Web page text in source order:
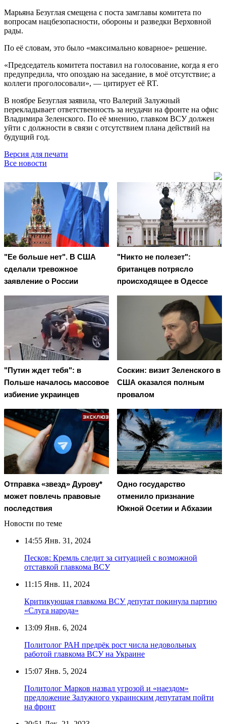
Марьяна Безуглая смещена с поста замглавы комитета по
вопросам нацбезопасности, обороны и разведки Верховной
рады.
По её словам, это было «максимально коварное» решение.
«Председатель комитета поставил на голосование, когда я его
предупредила, что опоздаю на заседание, в моё отсутствие; а
коллеги проголосовали», — цитирует её RT.
В ноябре Безуглая заявила, что Валерий Залужный
перекладывает ответственность за неудачи на фронте на офис
Владимира Зеленского. По её мнению, главком ВСУ должен
уйти с должности в связи с отсутствием плана действий на
будущий год.
Версия для печати
Все новости
"Ее больше нет". В США
сделали тревожное
заявление о России
"Никто не полезет":
британцев потрясло
происходящее в Одессе
"Путин ждет тебя": в
Польше началось массовое
избиение украинцев
Соскин: визит Зеленского в
США оказался полным
провалом
Отправка «звезд» Дурову*
может повлечь правовые
последствия
Одно государство
отменило признание
Южной Осетии и Абхазии
Новости по теме
14:55 Янв. 31, 2024
Песков: Кремль следит за ситуацией с возможной
отставкой главкома ВСУ
11:15 Янв. 11, 2024
Критикующая главкома ВСУ депутат покинула партию
«Слуга народа»
13:09 Янв. 6, 2024
Политолог РАН предрёк рост числа недовольных
работой главкома ВСУ на Украине
15:07 Янв. 5, 2024
Политолог Марков назвал угрозой и «наездом»
предложение Залужного украинским депутатам пойти
на фронт